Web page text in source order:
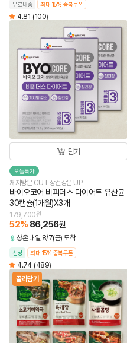
무료배송 최대 15% 중복쿠폰
4.81 (100)
담기
오늘특가
체지방은 CUT 장건강은 UP
바이오코어 비피더스 다이어트 유산균
30캡슐(1개월)X3개
179,700원
52% 86,256원
상온 내일 8/7(금) 도착
신상 최대 15% 중복쿠폰
4.74 (489)
골라담기